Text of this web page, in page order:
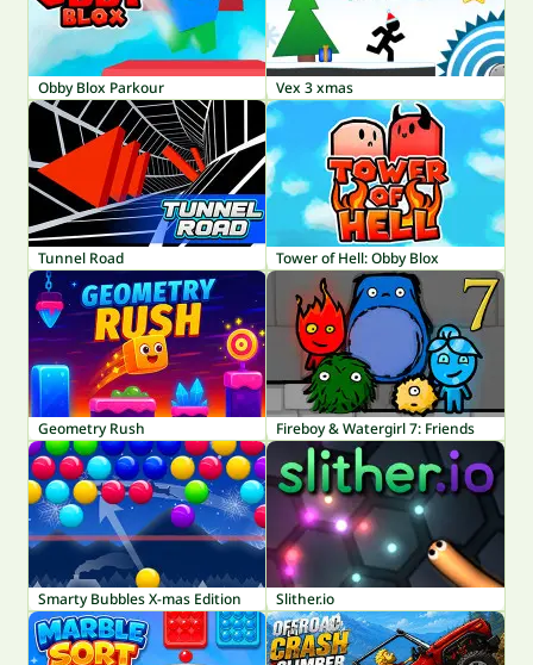
Obby Blox Parkour Vex 3 xmas
Tunnel Road Tower of Hell: Obby Blox
Geometry Rush Fireboy & Watergirl 7: Friends
Smarty Bubbles X-mas Edition Slither.io